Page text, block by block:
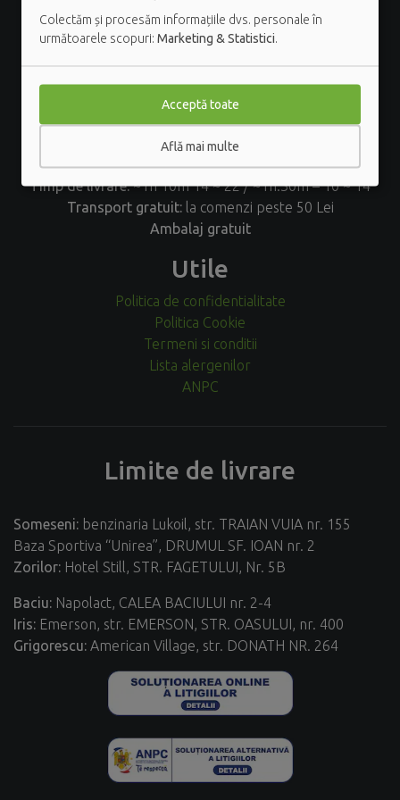
Scortarilor 2, Cluj-Napoca, Cluj
comenzi@expresschef.ro
expresschef@gmail.com
Informatii
Program:L-S 10-22; D 12-22
Timp de livrare:~1h 10m 14 ~ 22 / ~1h:30m – 10 ~ 14
Transport gratuit:la comenzi peste 50 Lei
Ambalaj gratuit
Utile
Politica de confidentialitate
Politica Cookie
Termeni si conditii
Lista alergenilor
ANPC
Limite de livrare
Someseni: benzinaria Lukoil, str. TRAIAN VUIA nr. 155
Baza Sportiva “Unirea”, DRUMUL SF. IOAN nr. 2
Zorilor: Hotel Still, STR. FAGETULUI, Nr. 5B
Baciu: Napolact, CALEA BACIULUI nr. 2-4
Iris: Emerson, str. EMERSON, STR. OASULUI, nr. 400
Grigorescu: American Village, str. DONATH NR. 264
Colectăm și procesăm informațiile dvs. personale în
următoarele scopuri: Marketing & Statistici
Află mai multe
Acceptă toate